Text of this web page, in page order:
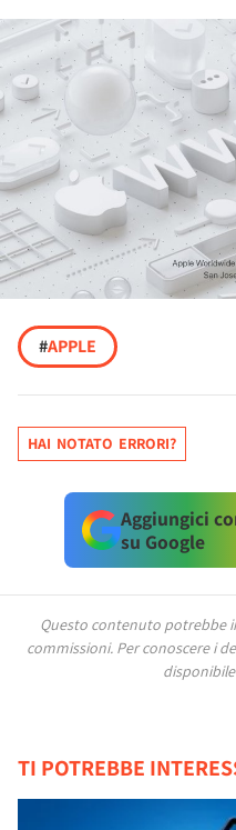
#APPLE
HAI NOTATO ERRORI?
Aggiungici
su Google
Questo contenuto potrebbe
commissioni. Per conoscere i
TI POTREBBE